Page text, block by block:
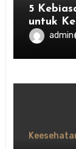
5
untuk
admin